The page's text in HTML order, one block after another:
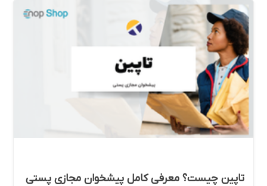
تاپین چیست؟ معرفی کامل پیشخوان مجازی پستی